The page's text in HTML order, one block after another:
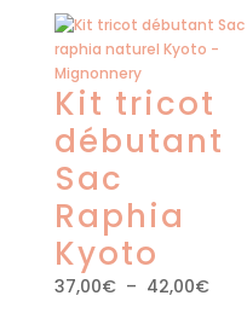
Kit tricot
débutant
Sac
Raphia
Kyoto
37,00€ – 42,00€Plage